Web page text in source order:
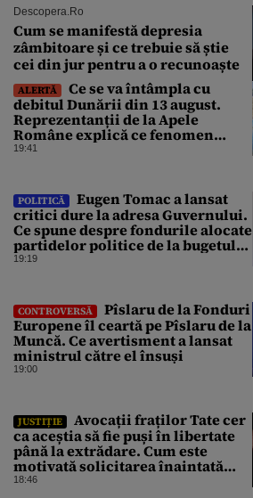
Descopera.ro
Cum se manifestă depresia
zâmbitoare și ce trebuie să știe
cei din jur pentru a o recunoaște
ALERTĂ
Ce se va întâmpla cu
debitul Dunării din 13 august.
Reprezentanții de la Apele
Române explică ce fenomen
urmează
19:41
POLITICĂ
Eugen Tomac a lansat
critici dure la adresa Guvernului.
Ce spune despre fondurile alocate
partidelor politice de la bugetul
de stat
19:19
CONTROVERSĂ
Pîslaru de la Fonduri
Europene îl ceartă pe Pîslaru de la
Muncă. Ce avertisment a lansat
ministrul către el însuși
19:00
JUSTIȚIE
Avocații fraților Tate cer
ca aceștia să fie puși în libertate
până la extrădare. Cum este
motivată solicitarea înaintată
instanței
18:46